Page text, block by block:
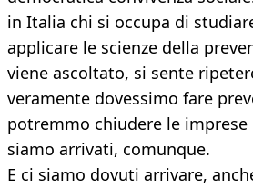
in Italia chi si occupa di
applicare le scienze della
viene ascoltato, si sente
veramente dovessimo fare
potremmo chiudere le imprese
siamo arrivati, comunque.
E ci siamo dovuti arrivare,